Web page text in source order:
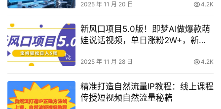
2025 年 11 月 20 日 4.2K
新风口项目5.0版！即梦AI做爆款萌
娃说话视频，单日涨粉2W+，新手
2025 年 11 月 28 日 4.2K
精准打造自然流量IP教程：线上课程
传授短视频自然流量秘籍